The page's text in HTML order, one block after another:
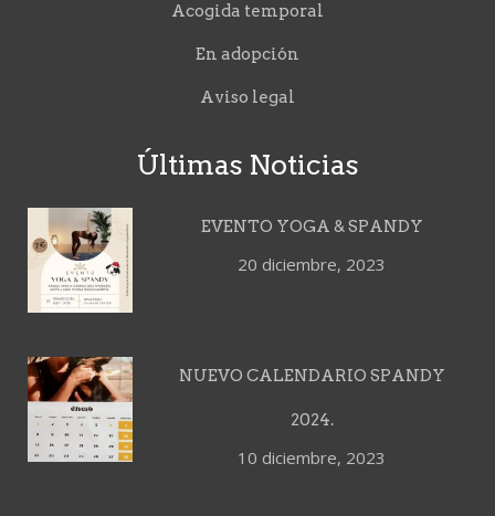
Acogida temporal
En adopción
Aviso legal
Últimas Noticias
EVENTO YOGA & SPANDY
20 diciembre, 2023
NUEVO CALENDARIO SPANDY
2024.
10 diciembre, 2023